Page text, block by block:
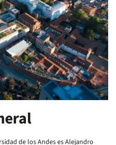
de los Andes es Alejandro